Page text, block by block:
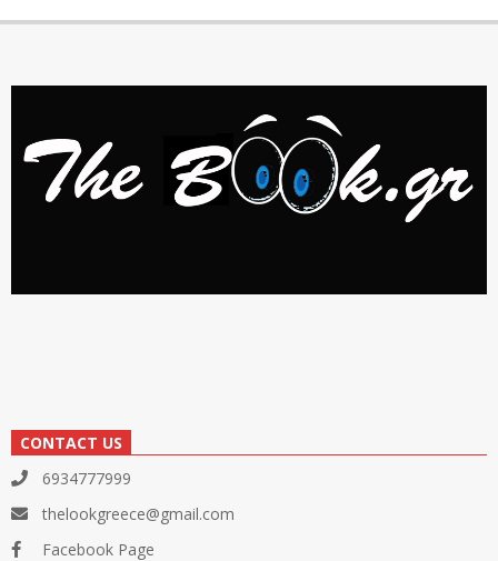
CONTACT US
6934777999
thelookgreece@gmail.com
Facebook Page